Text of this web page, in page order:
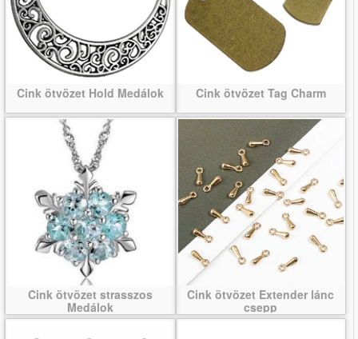
Cink ötvözet Hold Medálok Cink ötvözet Tag Charm
Cink ötvözet strasszos
Medálok
Cink ötvözet Extender lánc
csepp